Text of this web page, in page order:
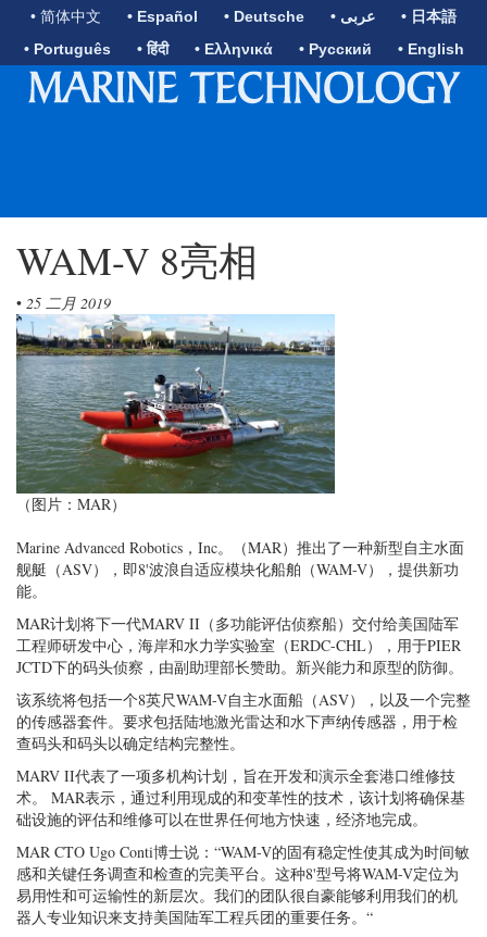
• 简体中文 • Español • Deutsche • عربى
• 日本語
• Português
• हिंदी • Ελληνικά • Русский • English
WAM-V 8亮相
• 25 二月 2019
（图片：MAR）
Marine Advanced Robotics，Inc。（MAR）推出了一种新型自主水面
舰艇（ASV），即8'波浪自适应模块化船舶（WAM-V），提供新功
能。
MAR计划将下一代MARV II（多功能评估侦察船）交付给美国陆军
工程师研发中心，海岸和水力学实验室（ERDC-CHL），用于PIER
JCTD下的码头侦察，由副助理部长赞助。新兴能力和原型的防御。
该系统将包括一个8英尺WAM-V自主水面船（ASV），以及一个完整
的传感器套件。要求包括陆地激光雷达和水下声纳传感器，用于检
查码头和码头以确定结构完整性。
MARV II代表了一项多机构计划，旨在开发和演示全套港口维修技
术。 MAR表示，通过利用现成的和变革性的技术，该计划将确保基
础设施的评估和维修可以在世界任何地方快速，经济地完成。
MAR CTO Ugo Conti博士说：“WAM-V的固有稳定性使其成为时间敏
感和关键任务调查和检查的完美平台。这种8'型号将WAM-V定位为
易用性和可运输性的新层次。我们的团队很自豪能够利用我们的机
器人专业知识来支持美国陆军工程兵团的重要任务。“